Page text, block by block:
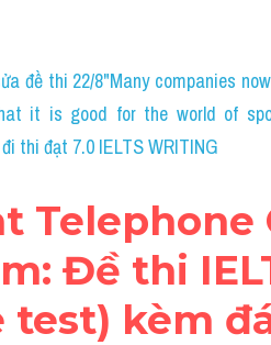
đề thi 22/8"Many companies
it is good for the world of
thi đạt 7.0 IELTS WRITING
Telephone
Đề thi
test) kèm